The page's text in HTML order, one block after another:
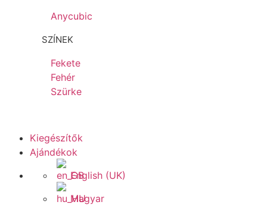
Anycubic
SZÍNEK
Fekete
Fehér
Szürke
Kiegészítők
Ajándékok
English (UK)
Magyar